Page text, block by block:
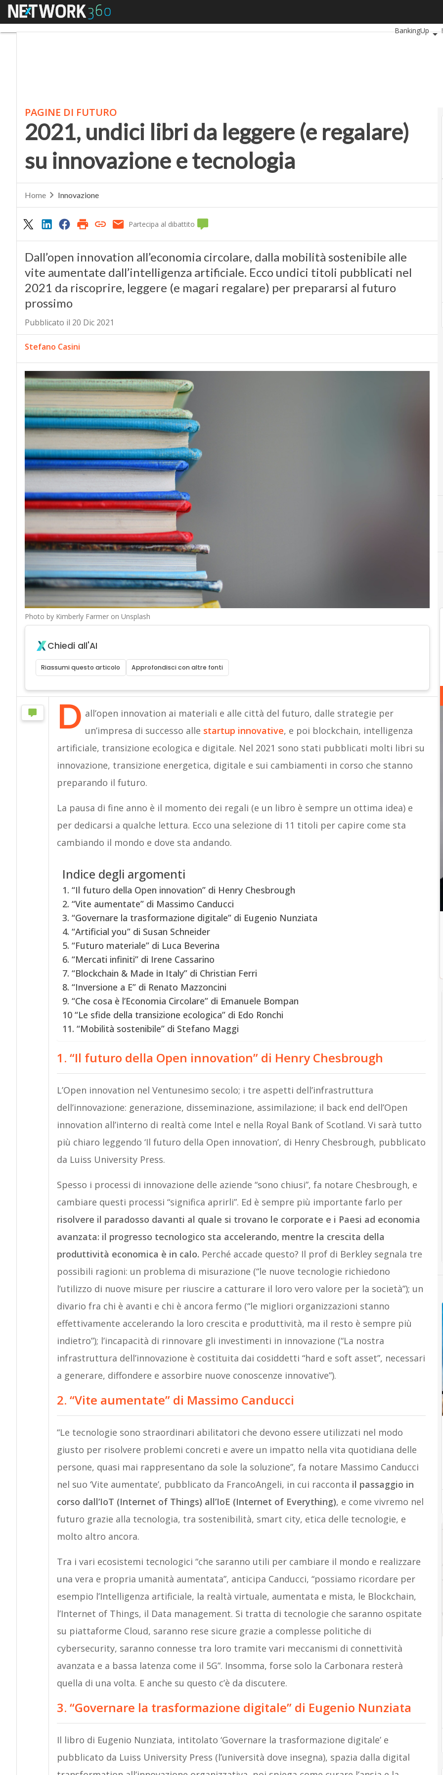
Menu
BankingUp
PAGINE DI FUTURO
2021, undici libri da leggere (e regalare)
su innovazione e tecnologia
Home Innovazione
Partecipa al dibattito
Dall’open innovation all’economia circolare, dalla mobilità sostenibile alle
vite aumentate dall’intelligenza artificiale. Ecco undici titoli pubblicati nel
2021 da riscoprire, leggere (e magari regalare) per prepararsi al futuro
prossimo
Pubblicato il 20 Dic 2021
Stefano Casini
Photo by Kimberly Farmer on Unsplash
Chiedi all'AI
Riassumi questo articolo Approfondisci con altre fonti
D all’open innovation ai materiali e alle città del futuro, dalle strategie per
un’impresa di successo alle startup innovative, e poi blockchain, intelligenza
artificiale, transizione ecologica e digitale. Nel 2021 sono stati pubblicati molti libri su
innovazione, transizione energetica, digitale e sui cambiamenti in corso che stanno
preparando il futuro.
La pausa di fine anno è il momento dei regali (e un libro è sempre un ottima idea) e
per dedicarsi a qualche lettura. Ecco una selezione di 11 titoli per capire come sta
cambiando il mondo e dove sta andando.
Indice degli argomenti
1. “Il futuro della Open innovation” di Henry Chesbrough
2. “Vite aumentate” di Massimo Canducci
3. “Governare la trasformazione digitale” di Eugenio Nunziata
4. “Artificial you” di Susan Schneider
5. “Futuro materiale” di Luca Beverina
6. “Mercati infiniti” di Irene Cassarino
7. “Blockchain & Made in Italy” di Christian Ferri
8. “Inversione a E” di Renato Mazzoncini
9. “Che cosa è l’Economia Circolare” di Emanuele Bompan
10 “Le sfide della transizione ecologica” di Edo Ronchi
11. “Mobilità sostenibile” di Stefano Maggi
1. “Il futuro della Open innovation” di Henry Chesbrough
L’Open innovation nel Ventunesimo secolo; i tre aspetti dell’infrastruttura
dell’innovazione: generazione, disseminazione, assimilazione; il back end dell’Open
innovation all’interno di realtà come Intel e nella Royal Bank of Scotland. Vi sarà tutto
più chiaro leggendo ‘Il futuro della Open innovation’, di Henry Chesbrough, pubblicato
da Luiss University Press.
Spesso i processi di innovazione delle aziende “sono chiusi”, fa notare Chesbrough, e
cambiare questi processi “significa aprirli”. Ed è sempre più importante farlo per
risolvere il paradosso davanti al quale si trovano le corporate e i Paesi ad economia
avanzata: il progresso tecnologico sta accelerando, mentre la crescita della
produttività economica è in calo. Perché accade questo? Il prof di Berkley segnala tre
possibili ragioni: un problema di misurazione (“le nuove tecnologie richiedono
l’utilizzo di nuove misure per riuscire a catturare il loro vero valore per la società”); un
divario fra chi è avanti e chi è ancora fermo (“le migliori organizzazioni stanno
effettivamente accelerando la loro crescita e produttività, ma il resto è sempre più
indietro”); l’incapacità di rinnovare gli investimenti in innovazione (“La nostra
infrastruttura dell’innovazione è costituita dai cosiddetti “hard e soft asset”, necessari
a generare, diffondere e assorbire nuove conoscenze innovative”).
2. “Vite aumentate” di Massimo Canducci
“Le tecnologie sono straordinari abilitatori che devono essere utilizzati nel modo
giusto per risolvere problemi concreti e avere un impatto nella vita quotidiana delle
persone, quasi mai rappresentano da sole la soluzione”, fa notare Massimo Canducci
nel suo ‘Vite aumentate’, pubblicato da FrancoAngeli, in cui racconta il passaggio in
corso dall’IoT (Internet of Things) all’IoE (Internet of Everything), e come vivremo nel
futuro grazie alla tecnologia, tra sostenibilità, smart city, etica delle tecnologie, e
molto altro ancora.
Tra i vari ecosistemi tecnologici “che saranno utili per cambiare il mondo e realizzare
una vera e propria umanità aumentata”, anticipa Canducci, “possiamo ricordare per
esempio l’Intelligenza artificiale, la realtà virtuale, aumentata e mista, le Blockchain,
l’Internet of Things, il Data management. Si tratta di tecnologie che saranno ospitate
su piattaforme Cloud, saranno rese sicure grazie a complesse politiche di
cybersecurity, saranno connesse tra loro tramite vari meccanismi di connettività
avanzata e a bassa latenza come il 5G”. Insomma, forse solo la Carbonara resterà
quella di una volta. E anche su questo c’è da discutere.
3. “Governare la trasformazione digitale” di Eugenio Nunziata
Il libro di Eugenio Nunziata, intitolato ‘Governare la trasformazione digitale’ e
pubblicato da Luiss University Press (l’università dove insegna), spazia dalla digital
Cultura